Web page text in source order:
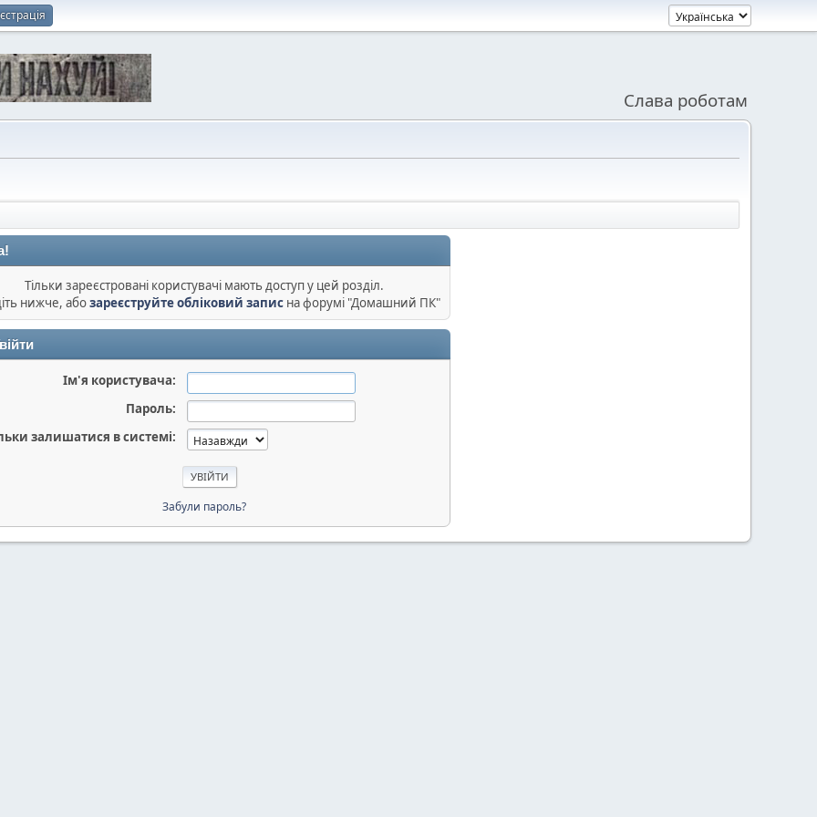
Слава роботам
Тільки зареєстровані користувачі мають доступ у цей розділ.
нижче, абозареєструйте обліковий записна форумі "Домашний ПК"
Ім'я користувача:
Пароль:
залишатися в системі:
Забули пароль?